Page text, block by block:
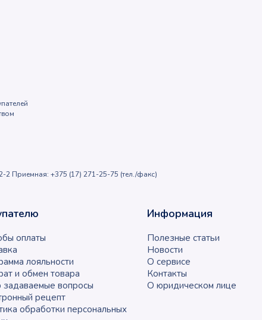
2 Приемная: +375 (17) 271-25-75 (тел./факс)
оплаты
лояльности
и обмен товара
задаваемые вопросы
рецепт
обработки персональных
Информация
Полезные статьи
Новости
О сервисе
Контакты
О юридическом лице